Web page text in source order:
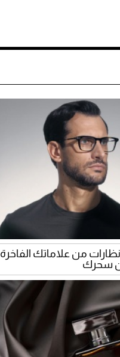
أناقة لا تُقاوم: 5 نظارات من علاماتك الفاخرة
سحرك